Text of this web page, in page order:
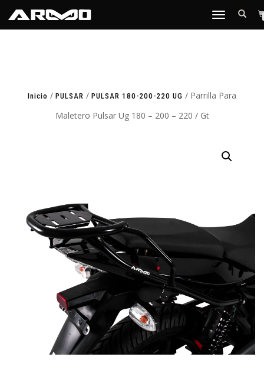
TOGGLE
Inicio / PULSAR / PULSAR 180-200-220 UG / Parrilla Para
Maletero Pulsar Ug 180 – 200 – 220 / Gt